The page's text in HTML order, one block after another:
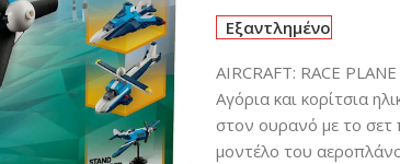
Εξαντλημένο
AIRCRAFT: RACE PLANE
Αγόρια και κορίτσια
στον ουρανό με το σετ
μοντέλο του